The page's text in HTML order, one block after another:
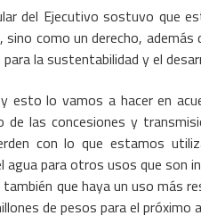
del Ejecutivo sostuvo que
como un derecho, además
la sustentabilidad y el
esto lo vamos a hacer en
las concesiones y
con lo que estamos
para otros usos que son
que haya un uso más
de pesos para el próximo